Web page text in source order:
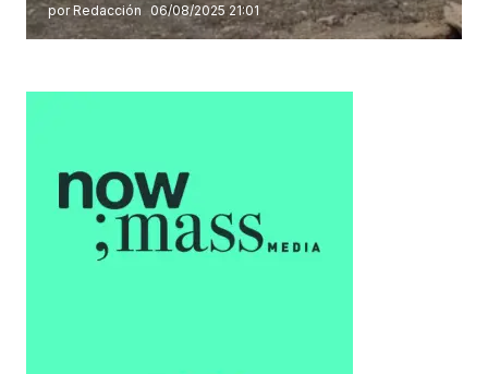
por Redacción 06/08/2025 21:01